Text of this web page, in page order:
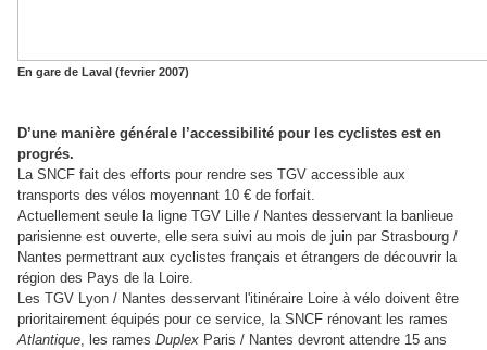
En gare de Laval (fevrier 2007)
D’une manière générale l’accessibilité pour les cyclistes est en
progrés.
La SNCF fait des efforts pour rendre ses TGV accessible aux
transports des vélos moyennant 10 € de forfait.
Actuellement seule la ligne TGV Lille / Nantes desservant la banlieue
parisienne est ouverte, elle sera suivi au mois de juin par Strasbourg /
Nantes permettrant aux cyclistes français et étrangers de découvrir la
région des Pays de la Loire.
Les TGV Lyon / Nantes desservant l'itinéraire Loire à vélo doivent être
prioritairement équipés pour ce service, la SNCF rénovant les rames
Atlantique, les rames Duplex Paris / Nantes devront attendre 15 ans